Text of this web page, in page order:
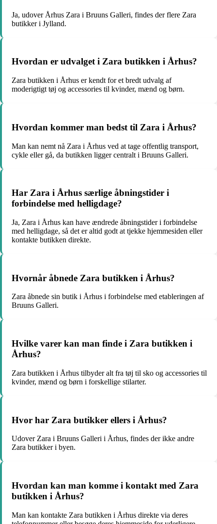
Ja, udover Århus Zara i Bruuns Galleri, findes der flere Zara
butikker i Jylland.
Hvordan er udvalget i Zara butikken i Århus?
Zara butikken i Århus er kendt for et bredt udvalg af
moderigtigt tøj og accessories til kvinder, mænd og børn.
Hvordan kommer man bedst til Zara i Århus?
Man kan nemt nå Zara i Århus ved at tage offentlig transport,
cykle eller gå, da butikken ligger centralt i Bruuns Galleri.
Har Zara i Århus særlige åbningstider i
forbindelse med helligdage?
Ja, Zara i Århus kan have ændrede åbningstider i forbindelse
med helligdage, så det er altid godt at tjekke hjemmesiden eller
kontakte butikken direkte.
Hvornår åbnede Zara butikken i Århus?
Zara åbnede sin butik i Århus i forbindelse med etableringen af
Bruuns Galleri.
Hvilke varer kan man finde i Zara butikken i
Århus?
Zara butikken i Århus tilbyder alt fra tøj til sko og accessories til
kvinder, mænd og børn i forskellige stilarter.
Hvor har Zara butikker ellers i Århus?
Udover Zara i Bruuns Galleri i Århus, findes der ikke andre
Zara butikker i byen.
Hvordan kan man komme i kontakt med Zara
butikken i Århus?
Man kan kontakte Zara butikken i Århus direkte via deres